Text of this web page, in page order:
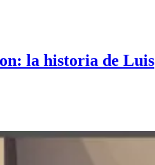
la historia de Luis